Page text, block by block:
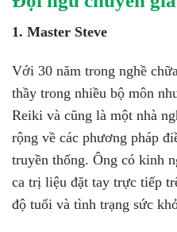
1. Master Steve
Với 30 năm trong nghề
thầy trong nhiều bộ môn
Reiki và cũng là một nhà
rộng về các phương pháp
truyền thống. Ông có kinh
ca trị liệu đặt tay trực tiếp
độ tuổi và tình trạng sức